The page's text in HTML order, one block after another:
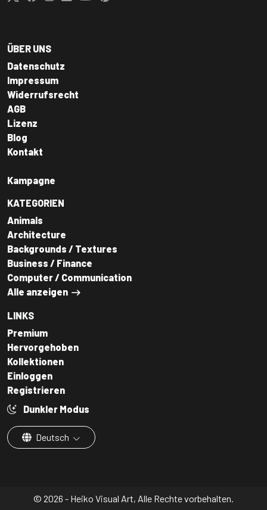
ÜBER UNS
Datenschutz
Impressum
Widerrufsrecht
AGB
Lizenz
Blog
Kontakt
Kampagne
KATEGORIEN
Animals
Architecture
Backgrounds / Textures
Business / Finance
Computer / Communication
Alle anzeigen
LINKS
Premium
Hervorgehoben
Kollektionen
Einloggen
Registrieren
Dunkler Modus
Deutsch
© 2026 - Heiko Visual Art, Alle Rechte vorbehalten.